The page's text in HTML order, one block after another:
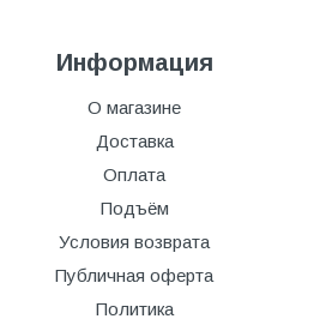
Информация
О магазине
Доставка
Оплата
Подъём
Условия возврата
Публичная оферта
Политика